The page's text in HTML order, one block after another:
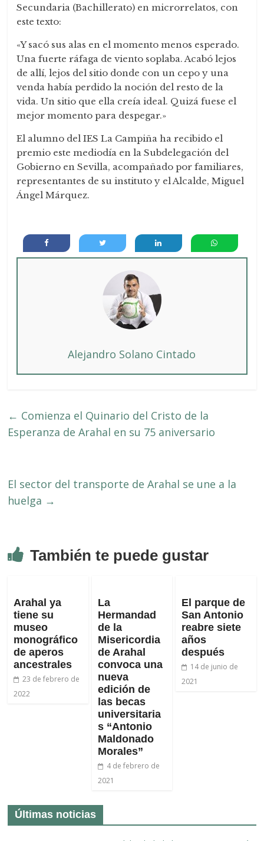
Secundaria (Bachillerato) en microrrelatos, con
este texto:
«Y sacó sus alas en el momento menos esperado.
Una fuerte ráfaga de viento soplaba. Acabó lejos
de allí, lejos del sitio donde con un cepo y una
venda había perdido la noción del resto de la
vida. Un sitio que ella creía ideal. Quizá fuese el
mejor momento para despegar.»
El alumno del IES La Campiña ha recibido el
premio este mediodía en la Subdelegación del
Gobierno en Sevilla, acompañado por familiares,
representantes de su instituto y el Alcalde, Miguel
Ángel Márquez.
Alejandro Solano Cintado
← Comienza el Quinario del Cristo de la
Esperanza de Arahal en su 75 aniversario
El sector del transporte de Arahal se une a la
huelga →
También te puede gustar
Arahal ya
tiene su
museo
monográfico
de aperos
ancestrales
23 de febrero de
2022
La
Hermandad
de la
Misericordia
de Arahal
convoca una
nueva
edición de
las becas
universitaria
s “Antonio
Maldonado
Morales”
4 de febrero de
2021
El parque de
San Antonio
reabre siete
años
después
14 de junio de
2021
Últimas noticias